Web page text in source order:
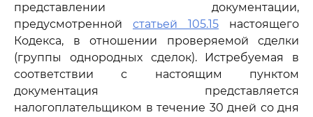
представлении документации,
предусмотренной статьей 105.15 настоящего
Кодекса, в отношении проверяемой сделки
(группы однородных сделок). Истребуемая в
соответствии с настоящим пунктом
документация представляется
налогоплательщиком в течение 30 дней со дня